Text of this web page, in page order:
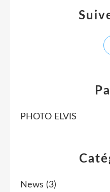
News (3)
PHOTO ELVIS